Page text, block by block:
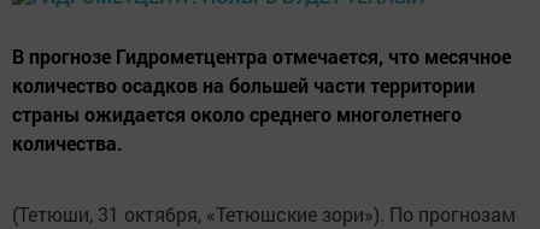
В прогнозе Гидрометцентра отмечается, что месячное
количество осадков на большей части территории
страны ожидается около среднего многолетнего
количества.
(Тетюши, 31 октября, «Тетюшские зори»). По прогнозам